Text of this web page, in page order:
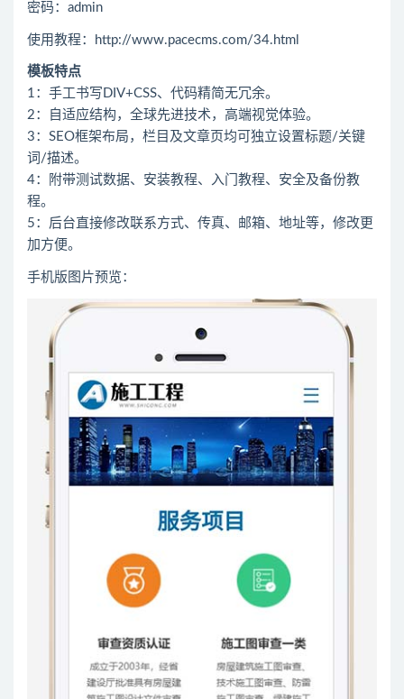
密码：admin
使用教程：http://www.pacecms.com/34.html
模板特点
1：手工书写DIV+CSS、代码精简无冗余。
2：自适应结构，全球先进技术，高端视觉体验。
3：SEO框架布局，栏目及文章页均可独立设置标题/关键
词/描述。
4：附带测试数据、安装教程、入门教程、安全及备份教
程。
5：后台直接修改联系方式、传真、邮箱、地址等，修改更
加方便。
手机版图片预览：